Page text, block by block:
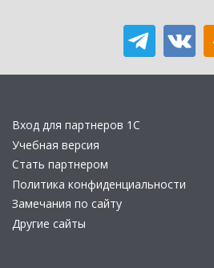
Вход для партнеров 1С
Учебная версия
Стать партнером
Политика конфиденциальности
Замечания по сайту
Другие сайты